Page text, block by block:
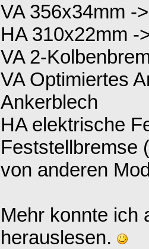
VA 356x34mm -
HA 310x22mm -
VA 2-
VA Optimiertes
Ankerblech
HA elektrische
Feststellbremse
von anderen
Mehr konnte ich
herauslesen.